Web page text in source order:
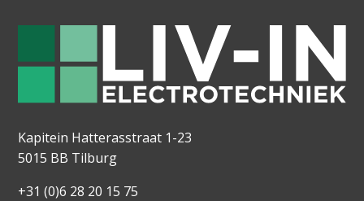
Kapitein Hatterasstraat 1-23
5015 BB Tilburg
+31 (0)6 28 20 15 75